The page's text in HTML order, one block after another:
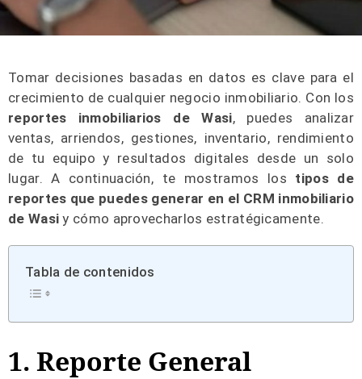
Tomar decisiones basadas en datos es clave para el
crecimiento de cualquier negocio inmobiliario. Con los
reportes inmobiliarios de Wasi, puedes analizar
ventas, arriendos, gestiones, inventario, rendimiento
de tu equipo y resultados digitales desde un solo
lugar. A continuación, te mostramos los tipos de
reportes que puedes generar en el CRM inmobiliario
de Wasi y cómo aprovecharlos estratégicamente.
Tabla de contenidos
1. Reporte General